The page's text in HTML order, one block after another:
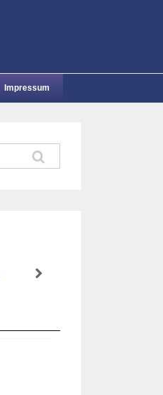
Impressum